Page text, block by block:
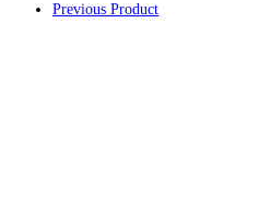
kirakati
Previous Product